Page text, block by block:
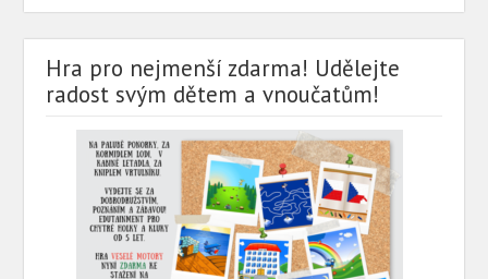
Hra pro nejmenší zdarma! Udělejte
radost svým dětem a vnoučatům!